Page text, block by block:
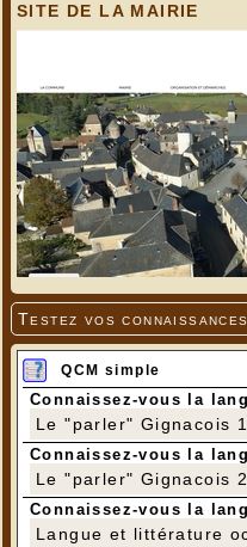
SITE DE LA MAIRIE
Testez vos
QCM simple
Connaissez-vous la
Le "parler" Gignacois 1
Connaissez-vous la
Le "parler" Gignacois 2
Connaissez-vous la
Langue et littérature